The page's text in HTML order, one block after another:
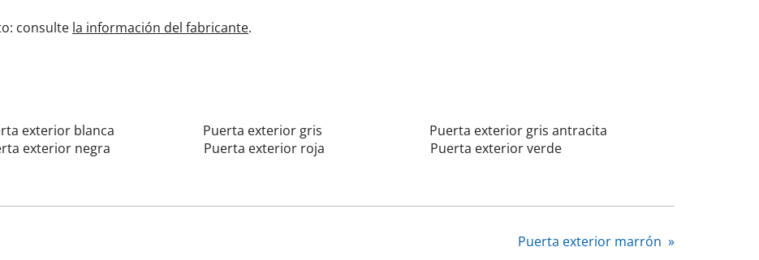
consulte la información del fabricante.
exterior blanca Puerta exterior gris
Puerta exterior gris antracita
exterior negra Puerta exterior roja Puerta exterior verde
Puerta exterior marrón »